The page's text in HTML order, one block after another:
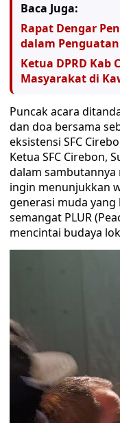
Baca Juga:
Rapat Dengar
dalam
Ketua DPRD Kab
Masyarakat di
Puncak acara
dan doa bersama
eksistensi SFC
Ketua SFC Cirebon,
dalam sambutannya
ingin menunjukkan
generasi muda
semangat PLUR
mencintai budaya